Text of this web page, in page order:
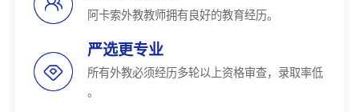
阿卡索外教教师拥有良好的教育经历。
严选更专业
所有外教必须经历多轮以上资格审查，录取率低
。